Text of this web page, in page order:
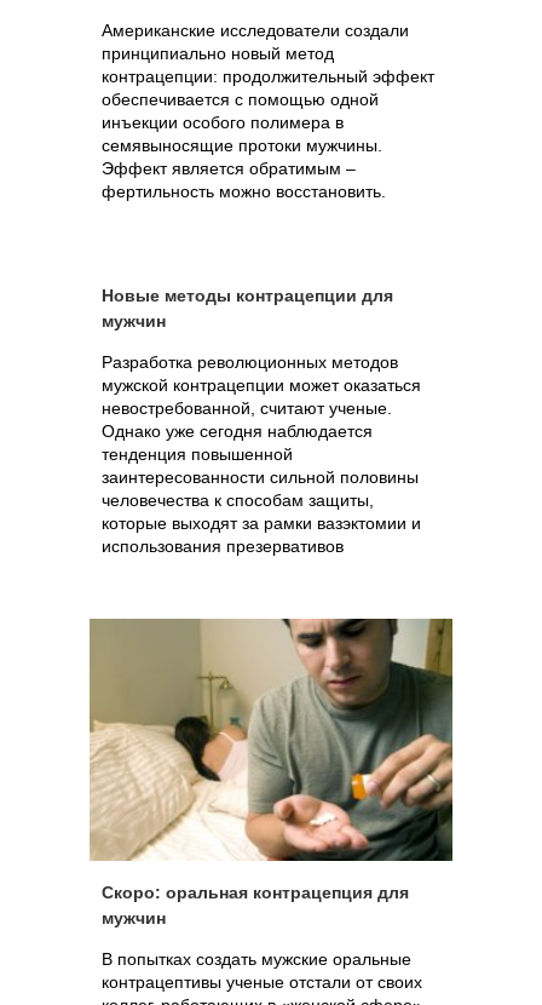
Американские исследователи создали
принципиально новый метод
контрацепции: продолжительный эффект
обеспечивается с помощью одной
инъекции особого полимера в
семявыносящие протоки мужчины.
Эффект является обратимым –
фертильность можно восстановить.
Новые методы контрацепции для
мужчин
Разработка революционных методов
мужской контрацепции может оказаться
невостребованной, считают ученые.
Однако уже сегодня наблюдается
тенденция повышенной
заинтересованности сильной половины
человечества к способам защиты,
которые выходят за рамки вазэктомии и
использования презервативов
Скоро: оральная контрацепция для
мужчин
В попытках создать мужские оральные
контрацептивы ученые отстали от своих